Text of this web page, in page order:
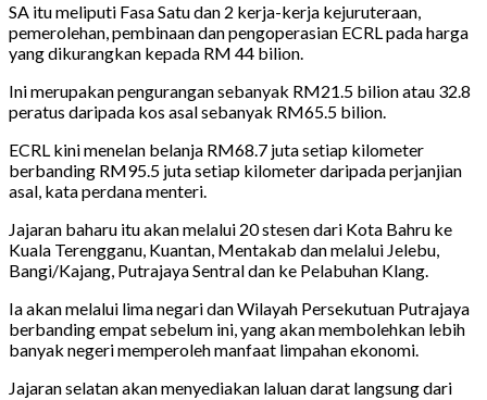
SA itu meliputi Fasa Satu dan 2 kerja-kerja kejuruteraan,
pemerolehan, pembinaan dan pengoperasian ECRL pada harga
yang dikurangkan kepada RM 44 bilion.
Ini merupakan pengurangan sebanyak RM21.5 bilion atau 32.8
peratus daripada kos asal sebanyak RM65.5 bilion.
ECRL kini menelan belanja RM68.7 juta setiap kilometer
berbanding RM95.5 juta setiap kilometer daripada perjanjian
asal, kata perdana menteri.
Jajaran baharu itu akan melalui 20 stesen dari Kota Bahru ke
Kuala Terengganu, Kuantan, Mentakab dan melalui Jelebu,
Bangi/Kajang, Putrajaya Sentral dan ke Pelabuhan Klang.
Ia akan melalui lima negari dan Wilayah Persekutuan Putrajaya
berbanding empat sebelum ini, yang akan membolehkan lebih
banyak negeri memperoleh manfaat limpahan ekonomi.
Jajaran selatan akan menyediakan laluan darat langsung dari